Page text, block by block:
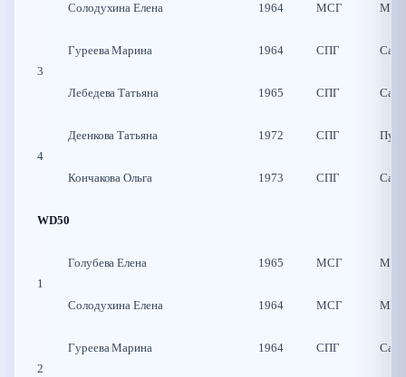
Солодухина Елена 1964 МСГ
3
Гуреева Марина 1964 СПГ
Лебедева Татьяна 1965 СПГ
4
Деенкова Татьяна 1972 СПГ
Кончакова Ольга 1973 СПГ
WD50
1
Голубева Елена 1965 МСГ
Солодухина Елена 1964 МСГ
2
Гуреева Марина 1964 СПГ